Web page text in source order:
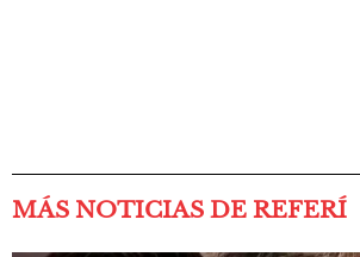
MÁS NOTICIAS DE REFERÍ